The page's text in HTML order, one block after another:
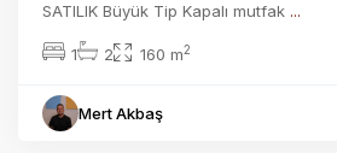
SATILIK Büyük Tip Kapalı mutfak ...
1 2 160 m2
Mert Akbaş